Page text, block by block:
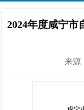
2024年度咸宁市
来源